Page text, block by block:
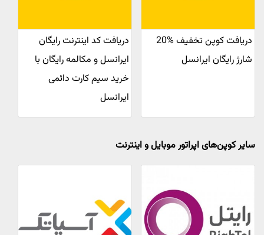
دریافت کوپن تخفیف %20
شارژ رایگان ایرانسل
دریافت کد اینترنت رایگان
ایرانسل و مکالمه رایگان با
خرید سیم کارت دائمی
ایرانسل
سایر کوپن‌های اپراتور موبایل و اینترنت